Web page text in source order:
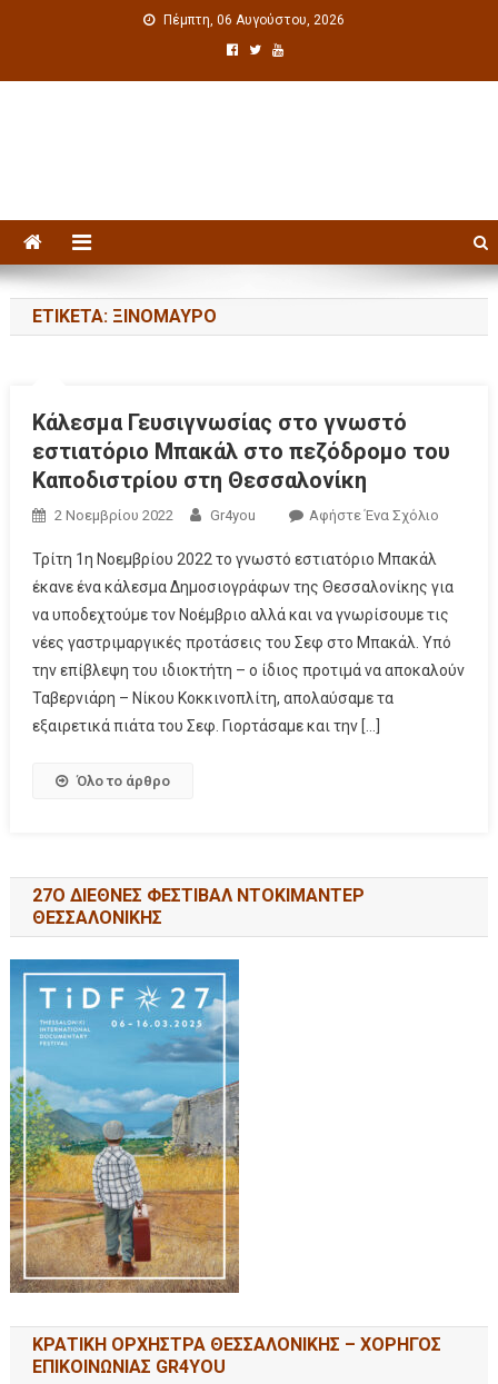
Πέμπτη, 06 Αυγούστου, 2026
ΕΤΙΚΈΤΑ: ΞΙΝΌΜΑΥΡΟ
Κάλεσμα Γευσιγνωσίας στο γνωστό
εστιατόριο Μπακάλ στο πεζόδρομο του
Καποδιστρίου στη Θεσσαλονίκη
2 Νοεμβρίου 2022 Gr4you Αφήστε Ένα Σχόλιο
Τρίτη 1η Νοεμβρίου 2022 το γνωστό εστιατόριο Μπακάλ
έκανε ένα κάλεσμα Δημοσιογράφων της Θεσσαλονίκης για
να υποδεχτούμε τον Νοέμβριο αλλά και να γνωρίσουμε τις
νέες γαστριμαργικές προτάσεις του Σεφ στο Μπακάλ. Υπό
την επίβλεψη του ιδιοκτήτη – ο ίδιος προτιμά να αποκαλούν
Ταβερνιάρη – Νίκου Κοκκινοπλίτη, απολαύσαμε τα
εξαιρετικά πιάτα του Σεφ. Γιορτάσαμε και την […]
Όλο το άρθρο
27Ο ΔΙΕΘΝΕΣ ΦΕΣΤΙΒΑΛ ΝΤΟΚΙΜΑΝΤΕΡ
ΘΕΣΣΑΛΟΝΙΚΗΣ
ΚΡΑΤΙΚΗ ΟΡΧΗΣΤΡΑ ΘΕΣΣΑΛΟΝΙΚΗΣ – ΧΟΡΗΓΟΣ
ΕΠΙΚΟΙΝΩΝΙΑΣ GR4YOU